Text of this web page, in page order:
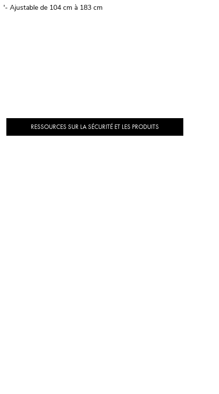
'- Ajustable de 104 cm à 183 cm
RESSOURCES SUR LA SÉCURITÉ ET LES PRODUITS